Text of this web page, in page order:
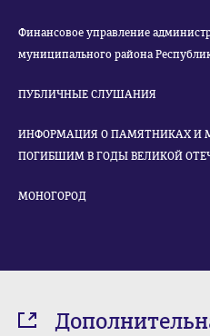
Финансовое управление
муниципального района
ПУБЛИЧНЫЕ СЛУШАНИЯ
ИНФОРМАЦИЯ О ПАМЯТНИКАХ И
ПОГИБШИМ В ГОДЫ ВЕЛИКОЙ
МОНОГОРОД